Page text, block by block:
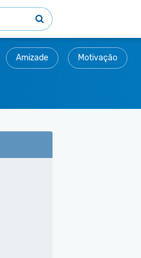
Amizade Motivação